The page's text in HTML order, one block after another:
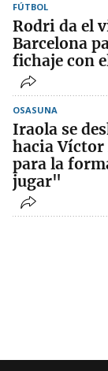
FÚTBOL
Rodri da el
Barcelona
fichaje con
OSASUNA
Iraola se
hacia Víctor
para la
jugar"